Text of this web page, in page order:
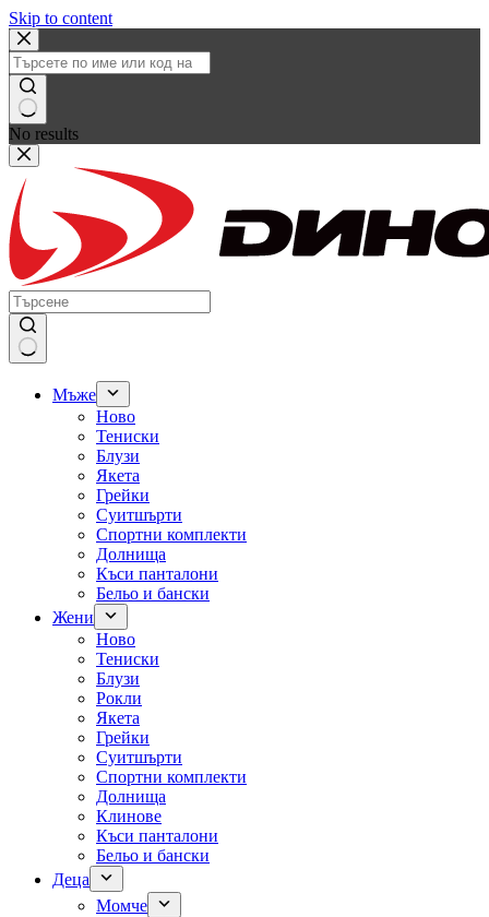
Skip to content
No results
Мъже
Ново
Тениски
Блузи
Якета
Грейки
Суитшърти
Спортни комплекти
Долнища
Къси панталони
Бельо и бански
Жени
Ново
Тениски
Блузи
Рокли
Якета
Грейки
Суитшърти
Спортни комплекти
Долнища
Клинове
Къси панталони
Бельо и бански
Деца
Момче